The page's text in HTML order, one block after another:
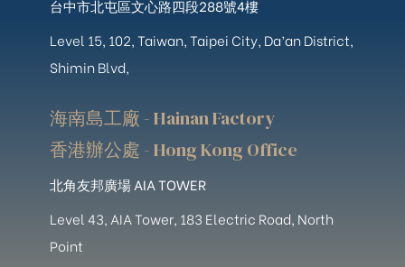
台中市北屯區文心路四段288號4樓
Level 15, 102, Taiwan, Taipei City, Da’an District,
Shimin Blvd,
海南島工廠 - Hainan Factory
香港辦公處 - Hong Kong Office
北角友邦廣場 AIA TOWER
Level 43, AIA Tower, 183 Electric Road, North
Point